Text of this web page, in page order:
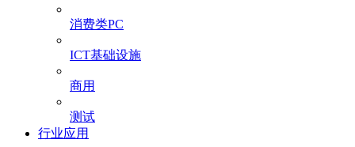
消费类PC
ICT基础设施
商用
测试
行业应用